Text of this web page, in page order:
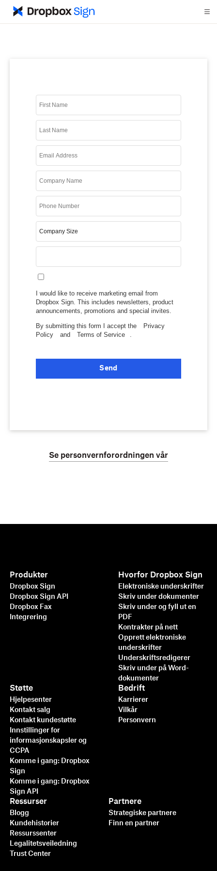
I would like to receive marketing email from
Dropbox Sign. This includes newsletters, product
announcements, promotions and special invites.
By submitting this form I accept the
Privacy
Policy
and Terms of Service .
Send
Se personvernforordningen vår
Raskere, smartere, sikrere:
Slik akselererer
Dropbox Sign virksomheten
sin i 2025
Les mer
Produkter
Dropbox Sign
Dropbox Sign API
Dropbox Fax
Integrering
Hvorfor Dropbox Sign
Elektroniske underskrifter
Skriv under dokumenter
Skriv under og fyll ut en
PDF
Kontrakter på nett
Opprett elektroniske
underskrifter
Underskriftsredigerer
Skriv under på Word-
dokumenter
Støtte
Hjelpesenter
Kontakt salg
Kontakt kundestøtte
Innstillinger for
informasjonskapsler og
CCPA
Komme i gang: Dropbox
Sign
Komme i gang: Dropbox
Sign API
Ressurser
Blogg
Kundehistorier
Ressurssenter
Legalitetsveiledning
Trust Center
Partnere
Strategiske partnere
Finn en partner
Bedrift
Karrierer
Vilkår
Personvern